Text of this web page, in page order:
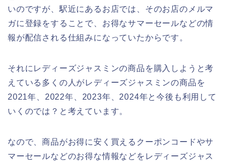
いのですが、駅近にあるお店では、そのお店のメルマ
ガに登録をすることで、お得なサマーセールなどの情
報が配信される仕組みになっていたからです。
それにレディーズジャスミンの商品を購入しようと考
えている多くの人がレディーズジャスミンの商品を
2021年、2022年、2023年、2024年と今後も利用して
いくのでは？と考えています。
なので、商品がお得に安く買えるクーポンコードやサ
マーセールなどのお得な情報などをレディーズジャス